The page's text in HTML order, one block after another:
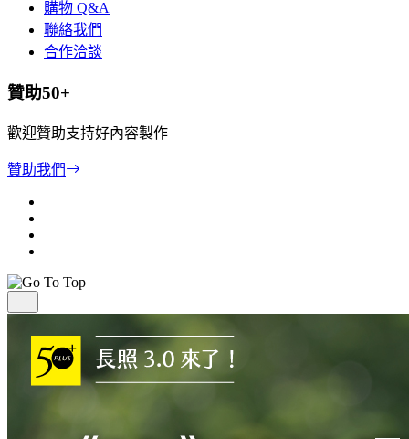
購物 Q&A
聯絡我們
合作洽談
贊助50+
歡迎贊助支持好內容製作
贊助我們